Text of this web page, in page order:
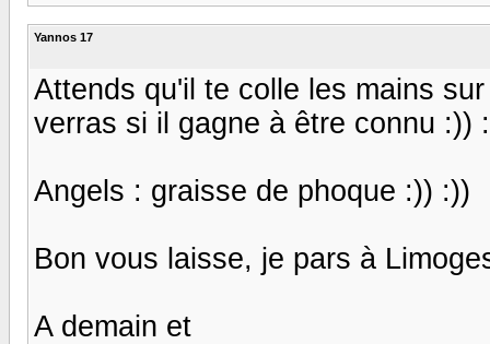
Yannos 17
Attends qu'il te colle les mains
verras si il gagne à être connu :))
Angels : graisse de phoque :)) :))
Bon vous laisse, je pars à
A demain et